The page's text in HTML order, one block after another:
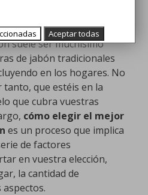
personal, siempre lo
correr riesgos. Usar
suele ser muchísimo
de jabón tradicionales
en los hogares. No
que estéis en la
que cubra vuestras
cómo elegir el mejor
es un proceso que implica
de factores
en vuestra elección,
la cantidad de
Aceptar todas